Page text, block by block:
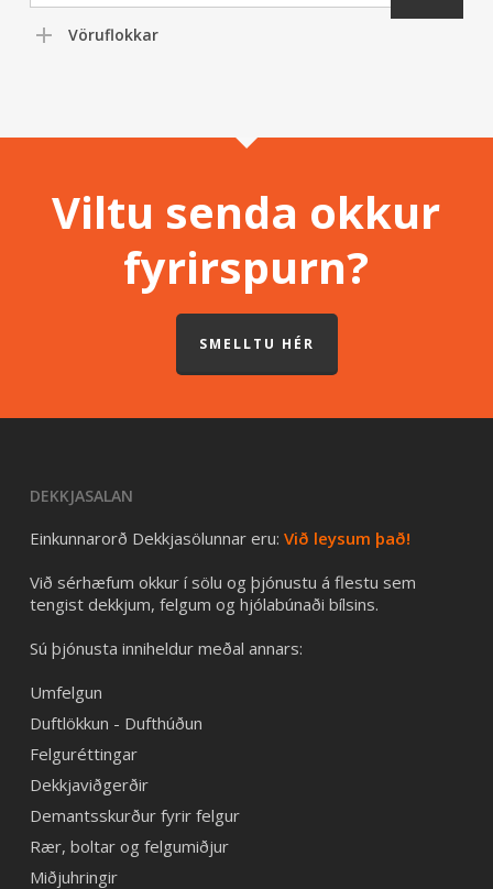
Vöruflokkar
Viltu senda okkur
fyrirspurn?
SMELLTU HÉR
DEKKJASALAN
Einkunnarorð Dekkjasölunnar eru: Við leysum það!
Við sérhæfum okkur í sölu og þjónustu á flestu sem
tengist dekkjum, felgum og hjólabúnaði bílsins.
Sú þjónusta inniheldur meðal annars:
Umfelgun
Duftlökkun - Dufthúðun
Felguréttingar
Dekkjaviðgerðir
Demantsskurður fyrir felgur
Rær, boltar og felgumiðjur
Miðjuhringir